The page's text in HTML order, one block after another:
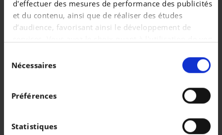
d'effectuer des mesures de performance des publicités
et du contenu, ainsi que de réaliser des études
d’audience, favorisant ainsi le développement de
services. Vous avez le choix quant à l'utilisation de vos
retirer votre consentement à tout moment en
consultant la Déclaration relative aux cookies ou en
Collecter des informations sur votre localisation
duNécessaires
Préférences
Statistiques
$$/fr/718 Boxster Spyder RS